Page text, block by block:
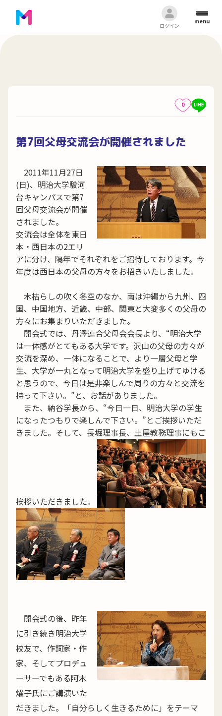
ログイン
menu
0
第7回父母交流会が開催されました
2011年11月27日
(日)、明治大学駿河
台キャンパスで第7
回父母交流会が開催
されました。
交流会は全体を東日
本・西日本の2エリ
アに分け、隔年でそれぞれをご招待しております。今
年度は西日本の父母の方々をお招きいたしました。
木枯らしの吹く冬空のなか、南は沖縄から九州、四
国、中国地方、近畿、中部、関東と大変多くの父母の
方々にお集まりいただきました。
開会式では、丹澤連合父母会会長より、“明治大学
は一体感がとてもある大学です。沢山の父母の方々が
交流を深め、一体になることで、より一層父母と学
生、大学が一丸となって明治大学を盛り上げてゆける
と思うので、今日は是非楽しんで周りの方々と交流を
持って下さい。”と、お話がありました。
また、納谷学長から、“今日一日、明治大学の学生
になったつもりで楽しんで下さい。”とご挨拶いただ
きました。そして、長堀理事長、土屋教務理事にもご
挨拶いただきました。
開会式の後、昨年
に引き続き明治大学
校友で、作詞家・作
家、そしてプロデュ
ーサーでもある阿木
燿子氏にご講演いた
だきました。「自分らしく生きるために」をテーマ